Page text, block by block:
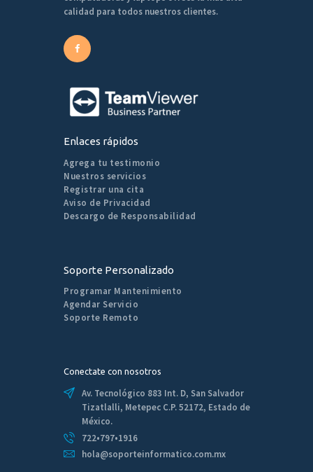
calidad para todos nuestros clientes.
Enlaces rápidos
Agrega tu testimonio
Nuestros servicios
Registrar una cita
Aviso de Privacidad
Descargo de Responsabilidad
Soporte Personalizado
Programar Mantenimiento
Agendar Servicio
Soporte Remoto
Conectate con nosotros
Av. Tecnológico 883 Int. D, San Salvador
Tizatlalli, Metepec C.P. 52172, Estado de
México.
722•797•1916
hola@soporteinformatico.com.mx